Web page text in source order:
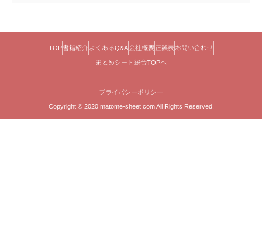
TOP 書籍紹介 よくあるQ&A 会社概要 正誤表 お問い合わせ
まとめシート総合TOPへ
プライバシーポリシー
Copyright © 2020 matome-sheet.com All Rights Reserved.